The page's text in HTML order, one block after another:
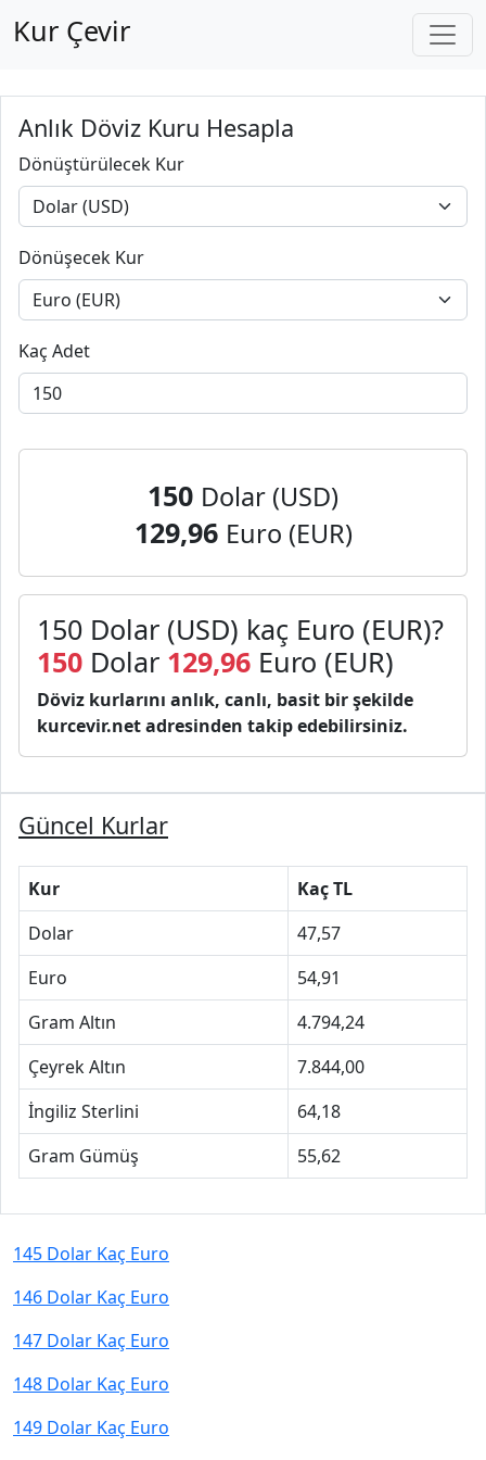
Kur Çevir
Anlık Döviz Kuru Hesapla
Dönüştürülecek Kur
Dönüşecek Kur
Kaç Adet
150 Dolar (USD)
129,96 Euro (EUR)
150 Dolar (USD) kaç Euro (EUR)?
150 Dolar 129,96 Euro (EUR)
Döviz kurlarını anlık, canlı, basit bir şekilde
kurcevir.net adresinden takip edebilirsiniz.
Güncel Kurlar
Kur
Kaç TL
Dolar
47,57
Euro
54,91
Gram Altın
4.794,24
Çeyrek Altın
7.844,00
İngiliz Sterlini
64,18
Gram Gümüş
55,62
145 Dolar Kaç Euro
146 Dolar Kaç Euro
147 Dolar Kaç Euro
148 Dolar Kaç Euro
149 Dolar Kaç Euro